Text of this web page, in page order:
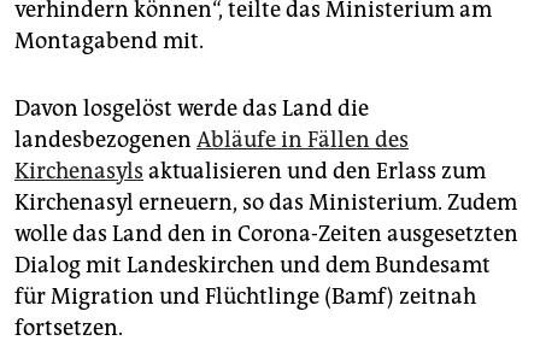
verhindern können“, teilte das Ministerium am
Montagabend mit.
Davon losgelöst werde das Land die
landesbezogenen Abläufe in Fällen des
Kirchenasyls aktualisieren und den Erlass zum
Kirchenasyl erneuern, so das Ministerium. Zudem
wolle das Land den in Corona-Zeiten ausgesetzten
Dialog mit Landeskirchen und dem Bundesamt
für Migration und Flüchtlinge (Bamf) zeitnah
fortsetzen.